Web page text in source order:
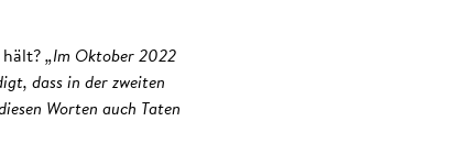
„Im Oktober 2022
dass in der zweiten
Worten auch Taten